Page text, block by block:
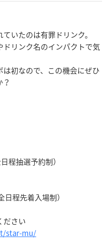
いたのは有罪ドリンク。
リンク名のインパクトで気
初なので、この機会にぜひ
日程抽選予約制）
日程先着入場制）
ださい
star-mu/